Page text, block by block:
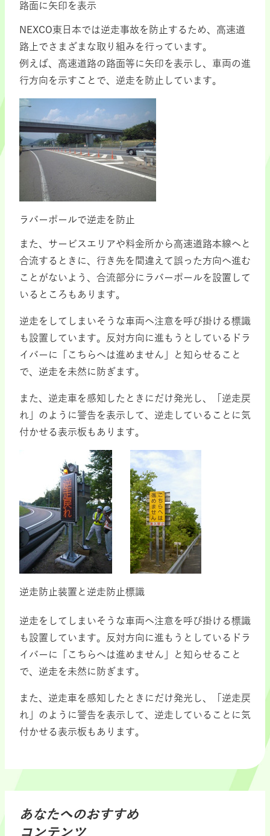
路面に矢印を表示
NEXCO東日本では逆走事故を防止するため、高速道
路上でさまざまな取り組みを行っています。
例えば、高速道路の路面等に矢印を表示し、車両の進
行方向を示すことで、逆走を防止しています。
ラバーポールで逆走を防止
また、サービスエリアや料金所から高速道路本線へと
合流するときに、行き先を間違えて誤った方向へ進む
ことがないよう、合流部分にラバーポールを設置して
いるところもあります。
逆走をしてしまいそうな車両へ注意を呼び掛ける標識
も設置しています。反対方向に進もうとしているドラ
イバーに「こちらへは進めません」と知らせること
で、逆走を未然に防ぎます。
また、逆走車を感知したときにだけ発光し、「逆走戻
れ」のように警告を表示して、逆走していることに気
付かせる表示板もあります。
逆走防止装置と逆走防止標識
逆走をしてしまいそうな車両へ注意を呼び掛ける標識
も設置しています。反対方向に進もうとしているドラ
イバーに「こちらへは進めません」と知らせること
で、逆走を未然に防ぎます。
また、逆走車を感知したときにだけ発光し、「逆走戻
れ」のように警告を表示して、逆走していることに気
付かせる表示板もあります。
あなたへのおすすめ
コンテンツ